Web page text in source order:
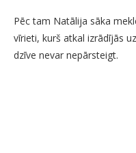
Pēc tam Natālija sāka
vīrieti, kurš atkal izrādījās
dzīve nevar nepārsteigt.